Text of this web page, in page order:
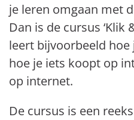
je leren omgaan met
Dan is de cursus ‘Klik
leert bijvoorbeeld
hoe je iets koopt op
op internet.
De cursus is een